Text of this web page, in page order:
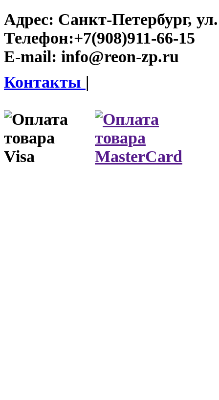
Адрес: Санкт-Петербург,
Телефон:+7(908)911-66-15
E-mail: info@reon-zp.ru
Контакты |